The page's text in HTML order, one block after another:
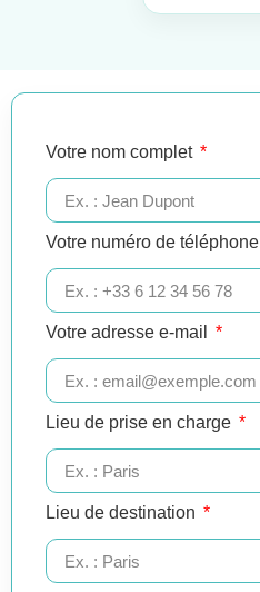
Votre nom complet
Votre numéro de téléphone
Votre adresse e-mail
Lieu de prise en charge
Lieu de destination